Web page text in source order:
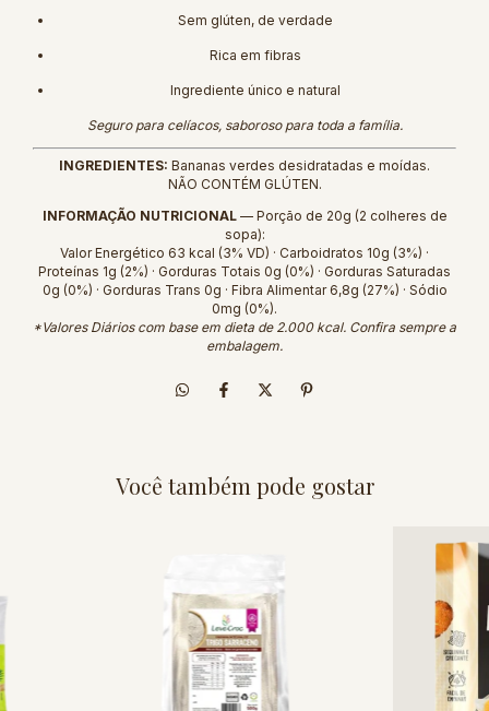
Sem glúten, de verdade
Rica em fibras
Ingrediente único e natural
Seguro para celíacos, saboroso para toda a família.
INGREDIENTES: Bananas verdes desidratadas e moídas.
NÃO CONTÉM GLÚTEN.
INFORMAÇÃO NUTRICIONAL— Porção de 20g (2 colheres de
sopa):
Valor Energético 63 kcal (3% VD) · Carboidratos 10g (3%) ·
Proteínas 1g (2%) · Gorduras Totais 0g (0%) · Gorduras Saturadas
0g (0%) · Gorduras Trans 0g · Fibra Alimentar 6,8g (27%) · Sódio
0mg (0%).
*Valores Diários com base em dieta de 2.000 kcal. Confira sempre a
embalagem.
Você também pode gostar